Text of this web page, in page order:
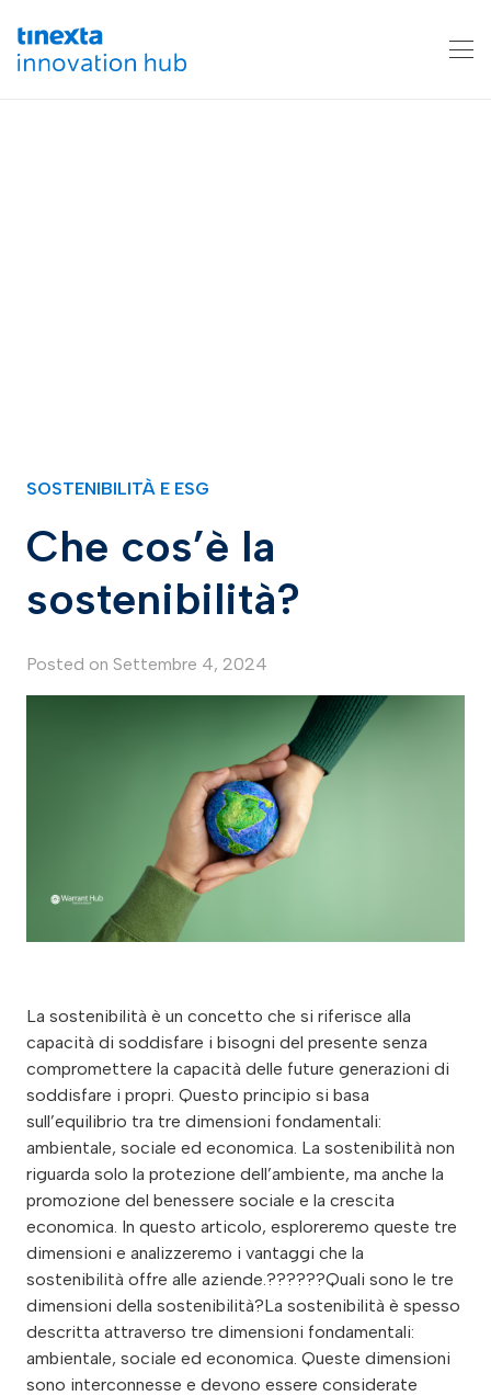
SOSTENIBILITÀ E ESG
Che cos’è la
sostenibilità?
Posted on Settembre 4, 2024
La sostenibilità è un concetto che si riferisce alla
capacità di soddisfare i bisogni del presente senza
compromettere la capacità delle future generazioni di
soddisfare i propri. Questo principio si basa
sull’equilibrio tra tre dimensioni fondamentali:
ambientale, sociale ed economica. La sostenibilità non
riguarda solo la protezione dell’ambiente, ma anche la
promozione del benessere sociale e la crescita
economica. In questo articolo, esploreremo queste tre
dimensioni e analizzeremo i vantaggi che la
sostenibilità offre alle aziende.??????Quali sono le tre
dimensioni della sostenibilità?La sostenibilità è spesso
descritta attraverso tre dimensioni fondamentali:
ambientale, sociale ed economica. Queste dimensioni
sono interconnesse e devono essere considerate